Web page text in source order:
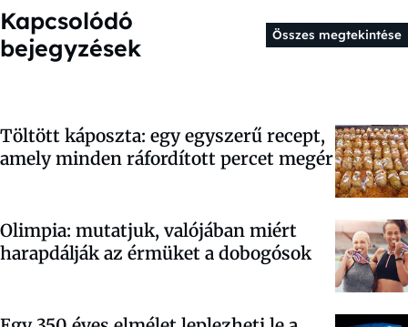
Kapcsolódó
bejegyzések
Összes megtekintése
Töltött káposzta: egy egyszerű recept,
amely minden ráfordított percet megér
Olimpia: mutatjuk, valójában miért
harapdálják az érmüket a dobogósok